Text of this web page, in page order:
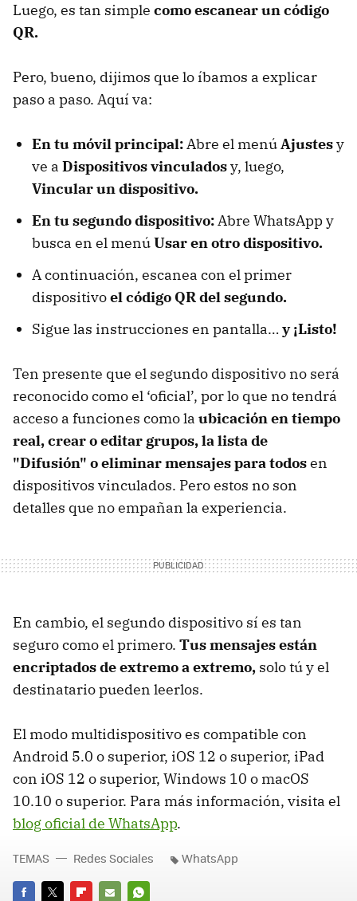
Luego, es tan simple como escanear un código
QR.
Pero, bueno, dijimos que lo íbamos a explicar
paso a paso. Aquí va:
En tu móvil principal:Abre el menúAjustesy
ve a Dispositivos vinculadosy, luego,
Vincular un dispositivo.
En tu segundo dispositivo:Abre WhatsApp y
busca en el menúUsar en otro dispositivo.
A continuación, escanea con el primer
dispositivoel código QR del segundo.
Sigue las instrucciones en pantalla… y ¡Listo!
Ten presente que el segundo dispositivo no será
reconocido como el ‘oficial’, por lo que no tendrá
acceso a funciones como la ubicación en tiempo
real, crear o editar grupos, la lista de
"Difusión" o eliminar mensajes para todosen
dispositivos vinculados. Pero estos no son
detalles que no empañan la experiencia.
En cambio, el segundo dispositivo sí es tan
seguro como el primero. Tus mensajes están
encriptados de extremo a extremo, solo tú y el
destinatario pueden leerlos.
El modo multidispositivo es compatible con
Android 5.0 o superior, iOS 12 o superior, iPad
con iOS 12 o superior, Windows 10 o macOS
10.10 o superior. Para más información, visita el
blog oficial de WhatsApp.
TEMAS Redes Sociales WhatsApp